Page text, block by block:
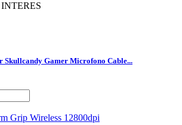
Gamer Microfono Cable...